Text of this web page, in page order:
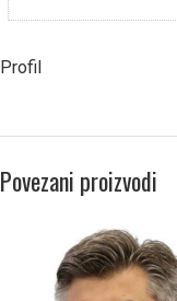
Profil
Povezani proizvodi